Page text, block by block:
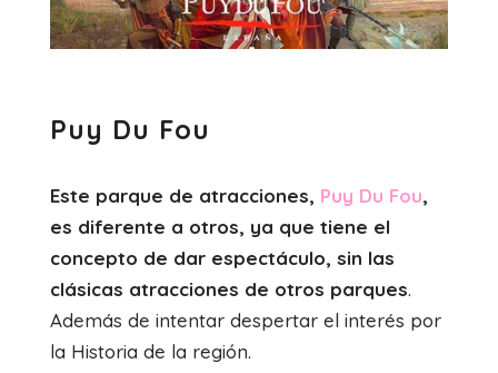
Puy Du Fou
Este parque de atracciones, Puy Du Fou,
es diferente a otros, ya que tiene el
concepto de dar espectáculo, sin las
clásicas atracciones de otros parques.
Además de intentar despertar el interés por
la Historia de la región.